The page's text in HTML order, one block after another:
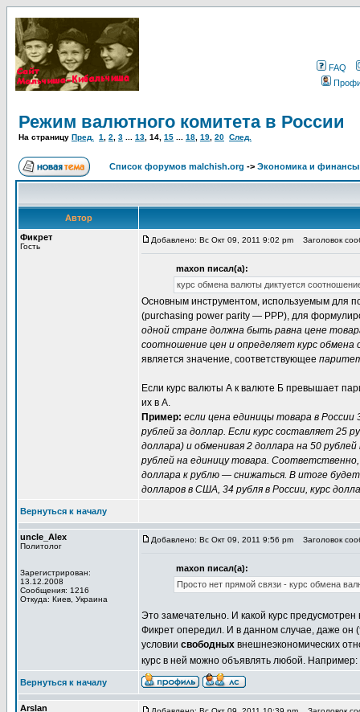
FAQ
Режим валютного комитета в России
На страницу Пред. 1 2 3 13 14 15 18 19 20 След.
Список форумов malchish.org -> Экономика и финансы
Автор
Фикрет
Гость
Добавлено: Вс Окт 09, 2011 9:02 pm Заголовок
maxon писал(а):
курс обмена валюты диктуется
Основным инструментом, используемым для
(purchasing power parity — РРР), для
одной стране должна быть равна цене
соотношение цен и определяет курс обмена
является значение, соответствующее
Если курс валюты А к валюте Б превышает
их в А.
Пример: если цена единицы товара в
рублей за доллар. Если курс составляет 25
доллара) и обменивая 2 доллара на 50
рублей на единицу товара.
доллара к рублю — снижаться. В итоге
долларов в США, 34 рубля в России, курс
Вернуться к началу
uncle_Alex
Политолог
Зарегистрирован:
13.12.2008
Сообщения: 1216
Откуда: Киев, Украина
Добавлено: Вс Окт 09, 2011 9:56 pm Заголовок
maxon писал(а):
Просто нет прямой связи - курс обмена
Это замечательно. И какой курс
Фикрет опередил. И в данном случае, даже он
условии свободных внешнеэкономических
курс в ней можно объявлять любой. Например:
Вернуться к началу
Arslan